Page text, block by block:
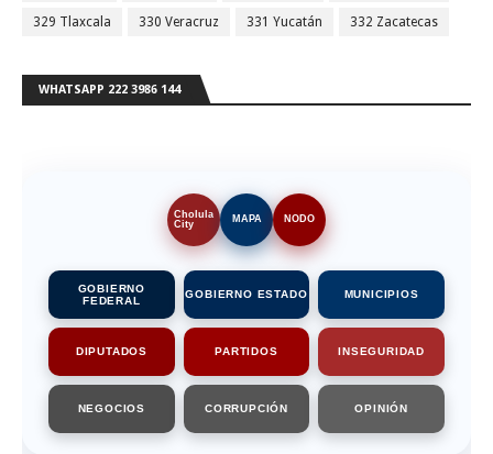
329 Tlaxcala 330 Veracruz 331 Yucatán 332 Zacatecas
WHATSAPP 222 3986 144
Cholula
City
MAPA NODO
GOBIERNO
FEDERAL
GOBIERNO ESTADO MUNICIPIOS
DIPUTADOS PARTIDOS INSEGURIDAD
NEGOCIOS CORRUPCIÓN OPINIÓN